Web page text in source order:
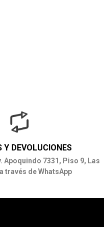
Y DEVOLUCIONES
Apoquindo 7331, Piso 9, Las
través de WhatsApp